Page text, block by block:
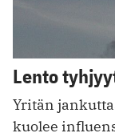
Lento
Yritän
kuolee